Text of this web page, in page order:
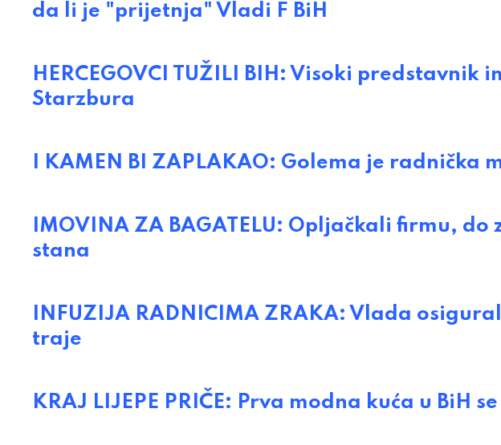
da li je "prijetnja" Vladi F BiH
HERCEGOVCI TUŽILI BIH: Visoki predstavnik
Starzbura
I KAMEN BI ZAPLAKAO: Golema je radnička
IMOVINA ZA BAGATELU: Opljačkali firmu,
stana
INFUZIJA RADNICIMA ZRAKA: Vlada
traje
KRAJ LIJEPE PRIČE: Prva modna kuća u BiH